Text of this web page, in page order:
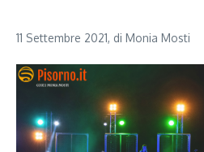
11 Settembre 2021, di Monia Mosti